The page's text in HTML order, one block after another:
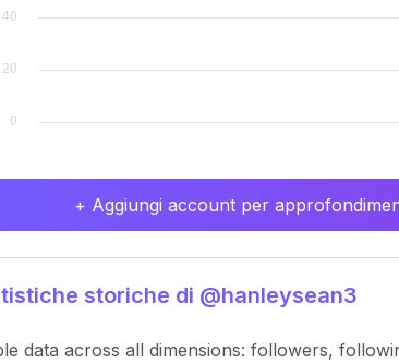
+ Aggiungi account per
storiche di @hanleysean3
data across all dimensions: followers,